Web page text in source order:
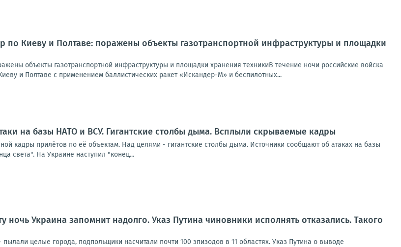
по Киеву и Полтаве: поражены объекты газотранспортной инфраструктуры и площадки
объекты газотранспортной инфраструктуры и площадки хранения техникиВ течение ночи российские войска
и Полтаве с применением баллистических ракет «Искандер-М» и беспилотных...
на базы НАТО и ВСУ. Гигантские столбы дыма. Всплыли скрываемые кадры
кадры прилётов по её объектам. Над целями - гигантские столбы дыма. Источники сообщают об атаках на базы
света". На Украине наступил "конец...
ночь Украина запомнит надолго. Указ Путина чиновники исполнять отказались. Такого
целые города, подпольщики насчитали почти 100 эпизодов в 11 областях. Указ Путина о выводе